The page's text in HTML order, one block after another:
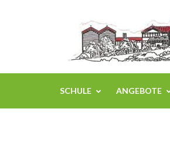
drücken)
SCHULE ANGEBOTE